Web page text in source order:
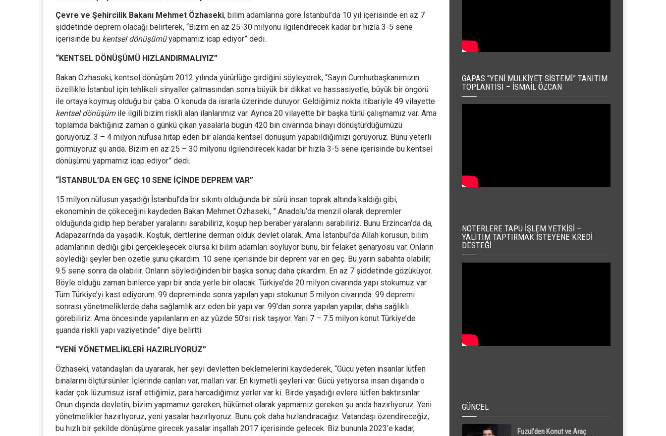
Çevre ve Şehircilik Bakanı Mehmet Özhaseki, bilim adamlarına göre İstanbul’da 10 yıl içerisinde en az 7
şiddetinde deprem olacağı belirterek, “Bizim en az 25-30 milyonu ilgilendirecek kadar bir hızla 3-5 sene
içerisinde bu kentsel dönüşümüyapmamız icap ediyor” dedi.
“KENTSEL DÖNÜŞÜMÜ HIZLANDIRMALIYIZ”
Bakan Özhaseki, kentsel dönüşüm 2012 yılında yürürlüğe girdiğini söyleyerek, “Sayın Cumhurbaşkanımızın
özellikle İstanbul için tehlikeli sinyaller çalmasından sonra büyük bir dikkat ve hassasiyetle, büyük bir öngörü
ile ortaya koymuş olduğu bir çaba. O konuda da ısrarla üzerinde duruyor. Geldiğimiz nokta itibariyle 49 vilayette
kentsel dönüşümile ilgili bizim riskli alan ilanlarımız var. Ayrıca 20 vilayette bir başka türlü çalışmamız var. Ama
toplamda baktığınız zaman o günkü çıkan yasalarla bugün 420 bin civarında binayı dönüştürdüğümüzü
görüyoruz. 3 – 4 milyon nüfusa hitap eden bir alanda kentsel dönüşüm yapabildiğimizi görüyoruz. Bunu yeterli
görmüyoruz şu anda. Bizim en az 25 – 30 milyonu ilgilendirecek kadar bir hızla 3-5 sene içerisinde bu kentsel
dönüşümü yapmamız icap ediyor” dedi.
“İSTANBUL’DA EN GEÇ 10 SENE İÇİNDE DEPREM VAR”
15 milyon nüfusun yaşadığı İstanbul’da bir sıkıntı olduğunda bir sürü insan toprak altında kaldığı gibi,
ekonominin de çökeceğini kaydeden Bakan Mehmet Özhaseki, ” Anadolu’da menzil olarak depremler
olduğunda gidip hep beraber yaralarını sarabiliriz, koşup hep beraber yaralarını sarabiliriz. Bunu Erzincan’da da,
Adapazarı’nda da yaşadık. Koştuk, dertlerine derman olduk devlet olarak. Ama İstanbul’da Allah korusun, bilim
adamlarının dediği gibi gerçekleşecek olursa ki bilim adamları söylüyor bunu, bir felaket senaryosu var. Onların
söylediği şeyler ben özetle şunu çıkardım. 10 sene içerisinde bir deprem var en geç. Bu yarın sabahta olabilir,
9.5 sene sonra da olabilir. Onların söylediğinden bir başka sonuç daha çıkardım. En az 7 şiddetinde gözüküyor.
Böyle olduğu zaman binlerce yapı bir anda yerle bir olacak. Türkiye’de 20 milyon civarında yapı stokumuz var.
Tüm Türkiye’yi kast ediyorum. 99 depreminde sonra yapılan yapı stokunun 5 milyon civarında. 99 depremi
sonrası yönetmeliklerde daha sağlamlık arz eden bir yapı var. 99’dan sonra yapılan yapılar, daha sağlıklı
görebiliriz. Ama öncesinde yapılanların en az yüzde 50’si risk taşıyor. Yani 7 – 7.5 milyon konut Türkiye’de
şuanda riskli yapı vaziyetinde” diye belirtti.
“YENİ YÖNETMELİKLERİ HAZIRLIYORUZ”
Özhaseki, vatandaşları da uyararak, her şeyi devletten beklemelerini kaydederek, “Gücü yeten insanlar lütfen
binalarını ölçtürsünler. İçlerinde canları var, malları var. En kıymetli şeyleri var. Gücü yetiyorsa insan dışarıda o
kadar çok lüzumsuz israf ettiğimiz, para harcadığımız yerler var ki. Birde yaşadığı evlere lütfen baktırsınlar.
Onun dışında devletin, bizim yapmamız gereken, hükümet olarak yapmamız gereken şu anda hazırlıyoruz. Yeni
yönetmelikler hazırlıyoruz, yeni yasalar hazırlıyoruz. Bunu çok daha hızlandıracağız. Vatandaşı özendireceğiz,
bu hızlı bir şekilde dönüşüme girecek yasalar inşallah 2017 içerisinde gelecek. Biz bununla 2023’e kadar,
GAPAS “YENI MÜLKIYET SISTEMI” TANITIM
TOPLANTISI – İSMAIL ÖZCAN
NOTERLERE TAPU İŞLEM YETKISI –
YALITIM TAPTIRMAK İSTEYENE KREDI
DESTEĞI
GÜNCEL
Fuzul’den Konut ve Araç